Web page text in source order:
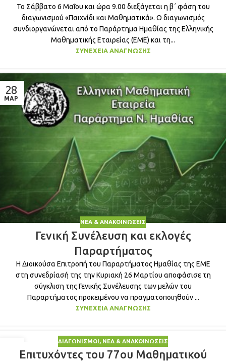
Το Σάββατο 6 Μαΐου και ώρα 9.00 διεξάγεται η β΄ φάση του
διαγωνισμού «Παιχνίδι και Μαθηματικά». Ο διαγωνισμός
συνδιοργανώνεται από το Παράρτημα Ημαθίας της Ελληνικής
Μαθηματικής Εταιρείας (ΕΜΕ) και τη...
ΣΥΝΈΧΕΙΑ ΑΝΆΓΝΩΣΗΣ
28
ΜΑΡ
ΝΈΑ & ΑΝΑΚΟΙΝΏΣΕΙΣ
Γενική Συνέλευση και εκλογές
Παραρτήματος
Η Διοικούσα Επιτροπή του Παραρτήματος Ημαθίας της ΕΜΕ
στη συνεδρίασή της την Κυριακή 26 Μαρτίου αποφάσισε τη
σύγκλιση της Γενικής Συνέλευσης των μελών του
Παραρτήματος προκειμένου να πραγματοποιηθούν ...
ΣΥΝΈΧΕΙΑ ΑΝΆΓΝΩΣΗΣ
ΔΙΑΓΩΝΙΣΜΟΊ, ΝΈΑ & ΑΝΑΚΟΙΝΏΣΕΙΣ
Επιτυχόντες του 77ου Μαθηματικού